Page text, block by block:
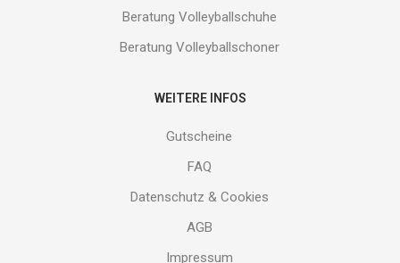
Beratung Volleyballschuhe
Beratung Volleyballschoner
WEITERE INFOS
Gutscheine
FAQ
Datenschutz & Cookies
AGB
Impressum